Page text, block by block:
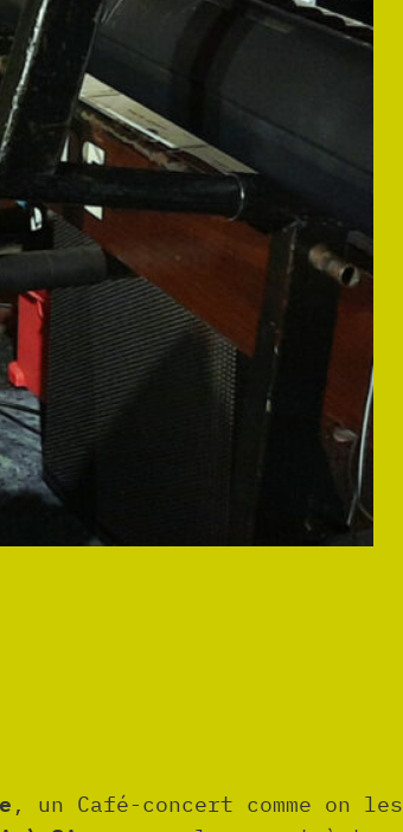
, un Café-concert comme on